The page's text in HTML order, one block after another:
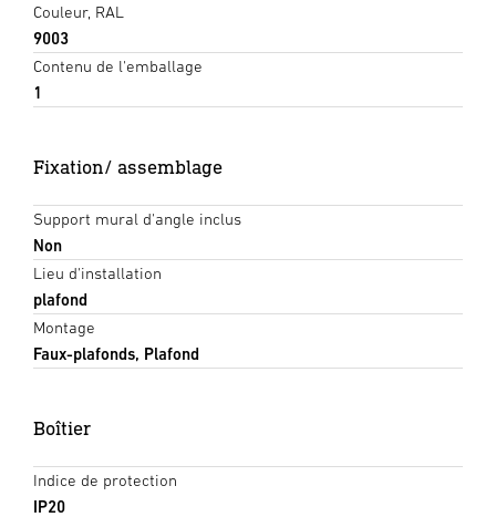
Couleur, RAL
9003
Contenu de l'emballage
1
Fixation/ assemblage
Support mural d'angle inclus
Non
Lieu d'installation
plafond
Montage
Faux-plafonds, Plafond
Boîtier
Indice de protection
IP20